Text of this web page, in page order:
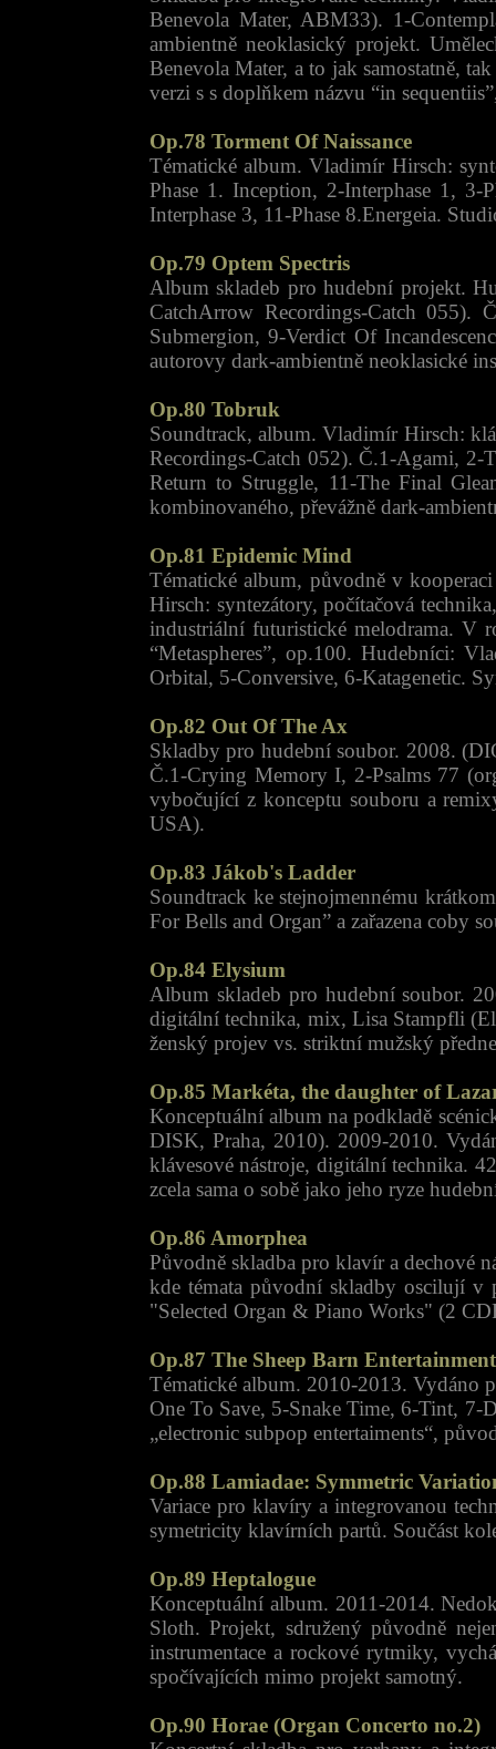
Benevola Mater, ABM33). 1-
ambientně neoklasický projekt.
Benevola Mater, a to jak samostatně,
verzi s s doplňkem názvu “in
Op.78 Torment Of Naissance
Tématické album. Vladimír Hirsch:
Phase 1. Inception, 2-Interphase 1, 3-
Interphase 3, 11-Phase 8.Energeia.
Op.79 Optem Spectris
Album skladeb pro hudební projekt.
CatchArrow Recordings-Catch 055).
Submergion, 9-Verdict Of
autorovy dark-ambientně neoklasické
Op.80 Tobruk
Soundtrack, album. Vladimír Hirsch:
Recordings-Catch 052). Č.1-Agami, 2-
Return to Struggle, 11-The Final
kombinovaného, převážně dark-
Op.81 Epidemic Mind
Tématické album, původně v
Hirsch: syntezátory, počítačová
industriální futuristické melodrama. V
“Metaspheres”, op.100. Hudebníci:
Orbital, 5-Conversive, 6-Katagenetic.
Op.82 Out Of The Ax
Skladby pro hudební soubor. 2008.
Č.1-Crying Memory I, 2-Psalms 77
vybočující z konceptu souboru a
USA).
Op.83 Jákob's Ladder
Soundtrack ke stejnojmennému
For Bells and Organ” a zařazena coby
Op.84 Elysium
Album skladeb pro hudební soubor.
digitální technika, mix, Lisa Stampfli
ženský projev vs. striktní mužský
Op.85 Markéta, the daughter of
Konceptuální album na podkladě
DISK, Praha, 2010). 2009-2010.
klávesové nástroje, digitální technika.
zcela sama o sobě jako jeho ryze
Op.86 Amorphea
Původně skladba pro klavír a dechové
kde témata původní skladby oscilují v
"Selected Organ & Piano Works" (2
Op.87 The Sheep Barn Entertainment
Tématické album. 2010-2013. Vydáno
One To Save, 5-Snake Time, 6-Tint,
„electronic subpop entertaiments“,
Op.88 Lamiadae: Symmetric
Variace pro klavíry a integrovanou
symetricity klavírních partů. Součást
Op.89 Heptalogue
Konceptuální album. 2011-2014.
Sloth. Projekt, sdružený původně
instrumentace a rockové rytmiky,
spočívajících mimo projekt samotný.
Op.90 Horae (Organ Concerto no.2)